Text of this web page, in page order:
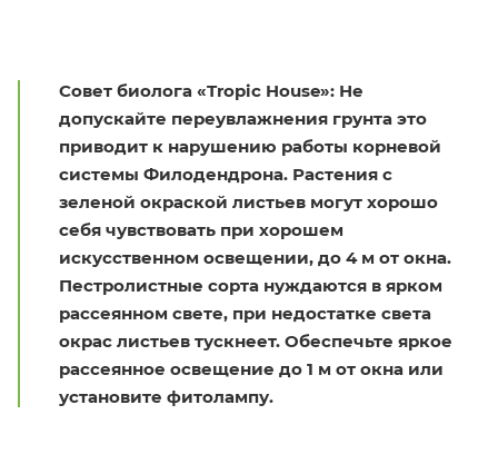
Совет биолога «Tropic House»: Не
допускайте переувлажнения грунта это
приводит к нарушению работы корневой
системы Филодендрона. Растения с
зеленой окраской листьев могут хорошо
себя чувствовать при хорошем
искусственном освещении, до 4 м от окна.
Пестролистные сорта нуждаются в ярком
рассеянном свете, при недостатке света
окрас листьев тускнеет. Обеспечьте яркое
рассеянное освещение до 1 м от окна или
установите фитолампу.